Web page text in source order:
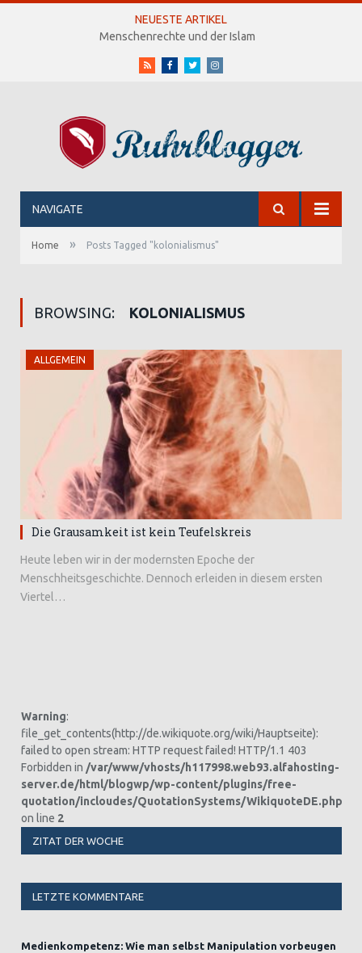
NEUESTE ARTIKEL
Menschenrechte und der Islam
RSS FacebookTwitterInstagram
NAVIGATE
Home » Posts Tagged "kolonialismus"
BROWSING: KOLONIALISMUS
ALLGEMEIN
Die Grausamkeit ist kein Teufelskreis
Heute leben wir in der modernsten Epoche der
Menschheitsgeschichte. Dennoch erleiden in diesem ersten
Viertel…
Warning:
file_get_contents(http://de.wikiquote.org/wiki/Hauptseite):
failed to open stream: HTTP request failed! HTTP/1.1 403
Forbidden in /var/www/vhosts/h117998.web93.alfahosting-
server.de/html/blogwp/wp-content/plugins/free-
quotation/incloudes/QuotationSystems/WikiquoteDE.php
on line 2
ZITAT DER WOCHE
LETZTE KOMMENTARE
Medienkompetenz: Wie man selbst Manipulation vorbeugen